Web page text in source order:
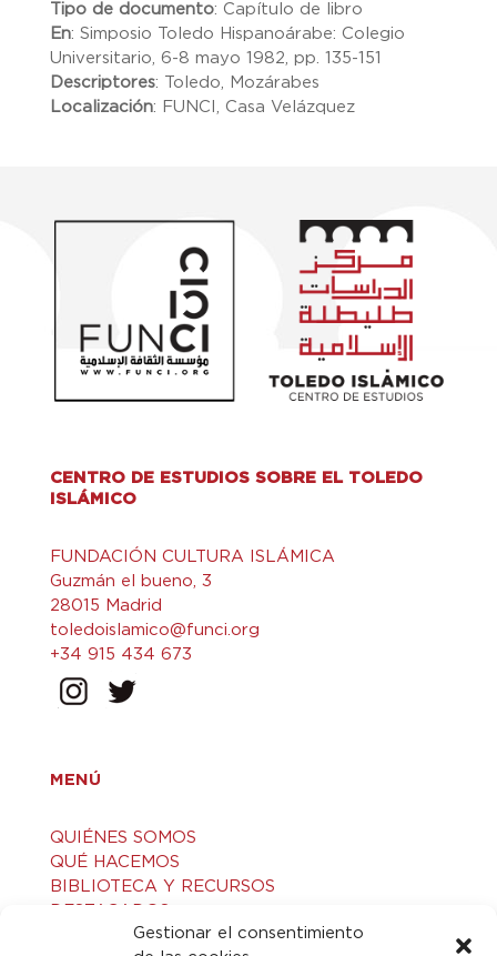
Gestionar el consentimiento
Tipo de documento: Capítulo de libro
En: Simposio Toledo Hispanoárabe: Colegio
Universitario, 6-8 mayo 1982, pp. 135-151
Descriptores:
Toledo, Mozárabes
Localización: FUNCI, Casa Velázquez
CENTRO DE ESTUDIOS SOBRE EL TOLEDO
ISLÁMICO
FUNDACIÓN CULTURA ISLÁMICA
Guzmán el bueno, 3
28015 Madrid
toledoislamico@funci.org
+34 915 434 673
MENÚ
QUIÉNES SOMOS
QUÉ HACEMOS
BIBLIOTECA Y RECURSOS
DESTACADOS
ACTIVIDADES